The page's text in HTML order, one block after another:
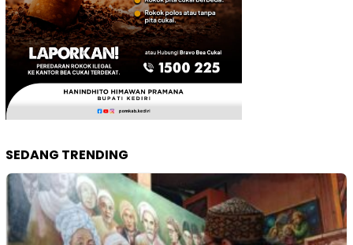
SEDANG TRENDING